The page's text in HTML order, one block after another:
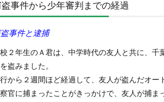
事件から少年審判までの経過
事件と逮捕
２年生のＡ君は、中学時代の友人と共に、
盗みました。
から２週間ほど経過して、友人が盗んだオ
官に捕まったことがきっかけで、友人が捕